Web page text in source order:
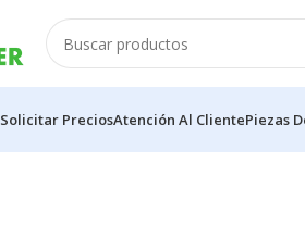
Solicitar PreciosAtención Al ClientePiezas